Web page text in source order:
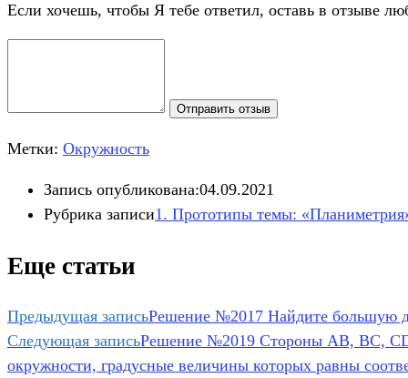
Если хочешь, чтобы Я тебе ответил, оставь в отзыве
Отправить отзыв
Метки: Окружность
Запись опубликована:04.09.2021
Рубрика записи1. Прототипы темы:
Еще статьи
Предыдущая записьРешение №2017 Найдите большую
Следующая записьРешение №2019 Стороны AB, BC,
окружности, градусные величины которых равны